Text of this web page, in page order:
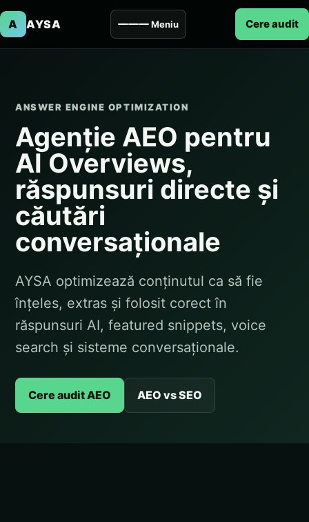
A AYSA Meniu Cere audit
ANSWER ENGINE OPTIMIZATION
Agenție AEO pentru
AI Overviews,
răspunsuri directe și
căutări
conversaționale
AYSA optimizează conținutul ca să fie
înțeles, extras și folosit corect în
răspunsuri AI, featured snippets, voice
search și sisteme conversaționale.
Cere audit AEO AEO vs SEO